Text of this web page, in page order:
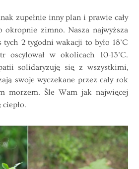
zupełnie inny plan i prawie cały
okropnie zimno. Nasza najwyższa
tych 2 tygodni wakacji to było 18’C
oscylował w okolicach 10-13’C.
solidaryzuję się z wszystkimi,
swoje wyczekane przez cały rok
morzem. Śle Wam jak najwięcej
ciepło.